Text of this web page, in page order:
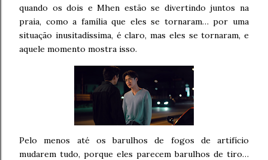
quando os dois e Mhen estão se divertindo juntos na
praia, como a família que eles se tornaram… por uma
situação inusitadíssima, é claro, mas eles se tornaram, e
aquele momento mostra isso.
Pelo menos até os barulhos de fogos de artifício
mudarem tudo, porque eles parecem barulhos de tiro…